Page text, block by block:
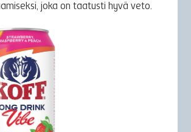
joka on taatusti hyvä veto.